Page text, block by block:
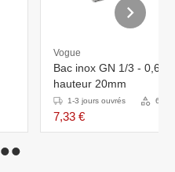
Vogue
Bac inox GN 1/3 - 0,66L
hauteur 20mm
1-3 jours ouvrés 6
7,33 €